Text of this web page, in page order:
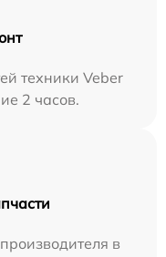
техники Veber
2 часов.
в